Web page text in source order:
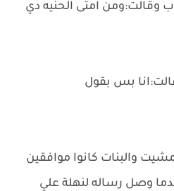
وقالت:ومن امتى الحنيه دي
بس بقول
والبنات كانوا موافقين
وصل رساله لنهلة علي